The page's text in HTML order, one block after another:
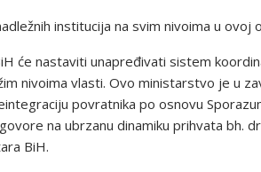
institucija na svim nivoima u ovoj
će nastaviti unapređivati sistem
nivoima vlasti. Ovo ministarstvo je u
povratnika po osnovu
na ubrzanu dinamiku prihvata bh.
BiH.